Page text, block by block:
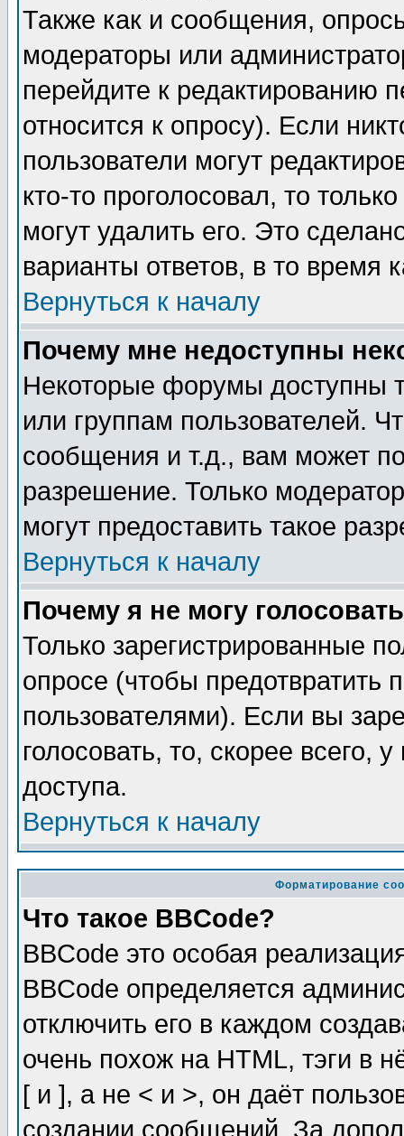
Также как и сообщения,
модераторы или
перейдите к редактированию
относится к опросу). Если
пользователи могут
кто-то проголосовал, то
могут удалить его. Это
варианты ответов, в то время
Вернуться к началу
Почему мне недоступны
Некоторые форумы доступны
или группам пользователей.
сообщения и т.д., вам может
разрешение. Только
могут предоставить такое
Вернуться к началу
Почему я не могу
Только зарегистрированные
опросе (чтобы предотвратить
пользователями). Если вы
голосовать, то, скорее всего,
доступа.
Вернуться к началу
Форматирование
Что такое BBCode?
BBCode это особая
BBCode определяется
отключить его в каждом
очень похож на HTML, тэги в
[ и ], а не < и >, он даёт
создании сообщений. За